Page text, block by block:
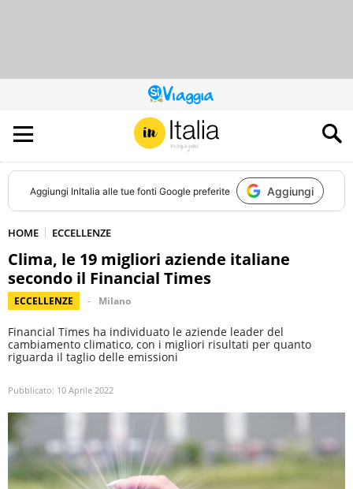
QUESTO
SITO
CONTRIBUISCE
ALL’AUDIENCE
DI
Aggiungi InItalia alle tue fonti Google preferite Aggiungi
HOME ECCELLENZE
Clima, le 19 migliori aziende italiane
secondo il Financial Times
ECCELLENZE Milano
Financial Times ha individuato le aziende leader del
cambiamento climatico, con i migliori risultati per quanto
riguarda il taglio delle emissioni
Pubblicato: 10 Aprile 2022